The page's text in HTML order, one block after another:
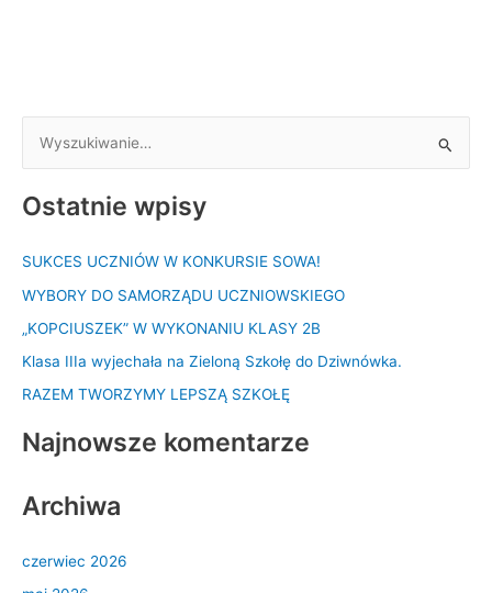
u
a
j
d
l
Ostatnie wpisy
SUKCES UCZNIÓW W KONKURSIE SOWA!
WYBORY DO SAMORZĄDU UCZNIOWSKIEGO
„KOPCIUSZEK” W WYKONANIU KLASY 2B
Klasa IIIa wyjechała na Zieloną Szkołę do Dziwnówka.
RAZEM TWORZYMY LEPSZĄ SZKOŁĘ
Najnowsze komentarze
Archiwa
czerwiec 2026